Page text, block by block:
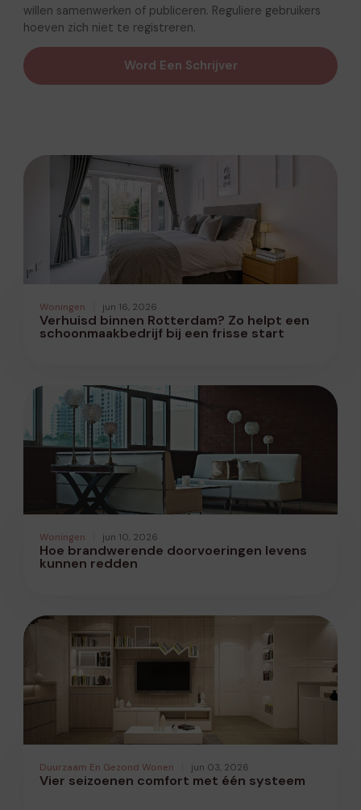
willen samenwerken of publiceren. Reguliere gebruikers
hoeven zich niet te registreren.
Word Een Schrijver
Woningen jun 16, 2026
Verhuisd binnen Rotterdam? Zo helpt een
schoonmaakbedrijf bij een frisse start
Woningen jun 10, 2026
Hoe brandwerende doorvoeringen levens
kunnen redden
Duurzaam En Gezond Wonen jun 03, 2026
Vier seizoenen comfort met één systeem